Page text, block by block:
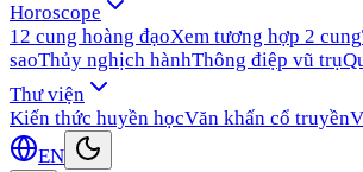
Horoscope
12 cung hoàng đạoXem tương hợp 2 cung
saoThủy nghịch hànhThông điệp vũ trụ
Thư viện
Kiến thức huyền họcVăn khấn cổ truyền
EN